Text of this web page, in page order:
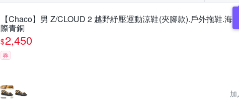
【Chaco】男 Z/CLOUD 2 越野紓壓運動涼鞋(夾腳款).戶外拖鞋.海
際青銅
$2,450
券
加